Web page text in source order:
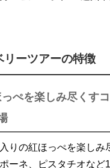
リーツアーの特徴
ぺを楽しみ尽くす
りの紅ほっぺを楽しみ
ーネ、ピスタチオなど